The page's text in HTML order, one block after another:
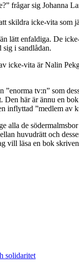
frågar sig Johanna
skildra icke-vita
lätt enfaldiga. De
sig i sandlådan.
icke-vita är Nalin
tv:n” som
här är ännu en
inflyttad ”medlem av
alla de
huvudrätt och
vill läsa en bok
solidaritet